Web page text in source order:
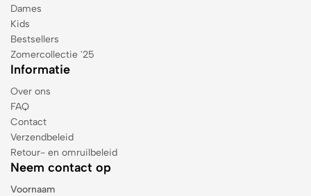
Dames
Kids
Bestsellers
Zomercollectie '25
Informatie
Over ons
FAQ
Contact
Verzendbeleid
Retour- en omruilbeleid
Neem contact op
Voornaam